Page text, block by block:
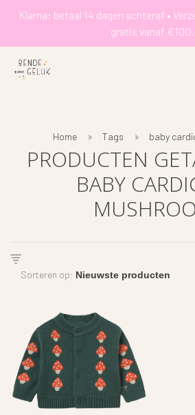
Klarna: betaal 14 dagen achteraf •
gratis vanaf
Home Tags baby
PRODUCTEN
BABY
Sorteren op: